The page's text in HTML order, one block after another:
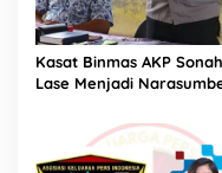
Kasat Binmas AKP
Lase Menjadi
Persekutuan Doa